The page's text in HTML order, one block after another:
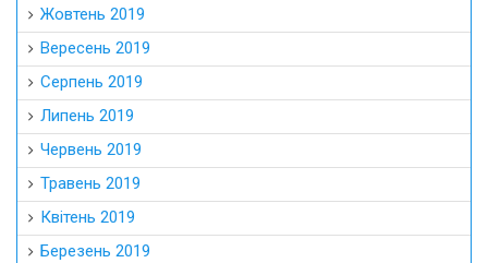
Жовтень 2019
Вересень 2019
Серпень 2019
Липень 2019
Червень 2019
Травень 2019
Квітень 2019
Березень 2019